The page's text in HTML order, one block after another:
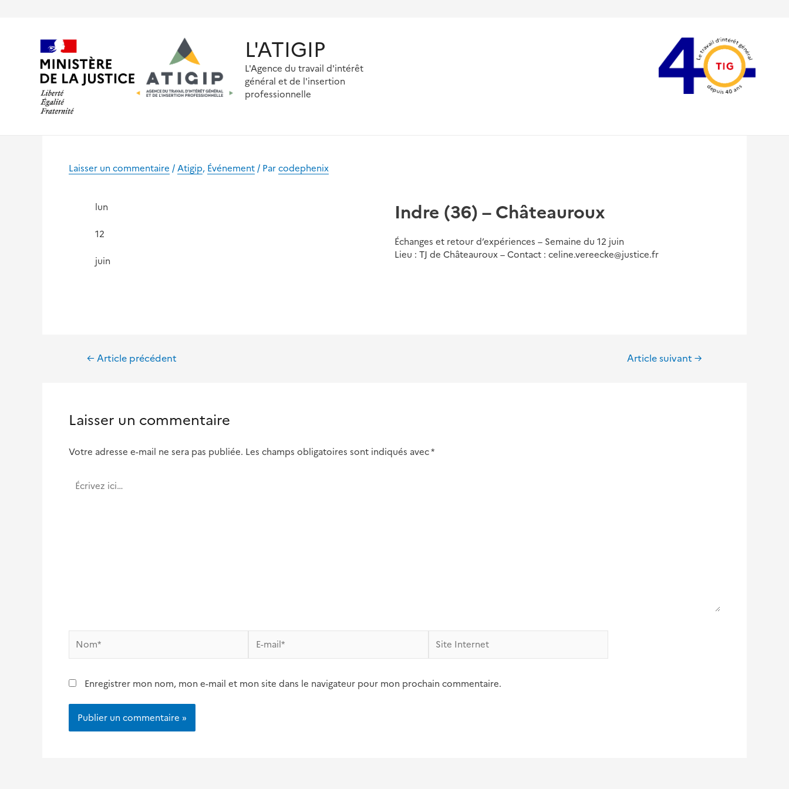
L'ATIGIP
L'Agence du travail d'intérêt
général et de l'insertion
professionnelle
Laisser un commentaire /Atigip, Événement/ Parcodephenix
lun
12
juin
Indre (36) – Châteauroux
Échanges et retour d’expériences – Semaine du 12 juin
Lieu : TJ de Châteauroux – Contact : celine.vereecke@justice.fr
Navigation
← Article précédent Article suivant→
Laisser un commentaire
Votre adresse e-mail ne sera pas publiée. Les champs obligatoires sont indiqués avec*
ici…
mail*
Internet
Enregistrer mon nom, mon e-mail et mon site dans le navigateur pour mon prochain commentaire.